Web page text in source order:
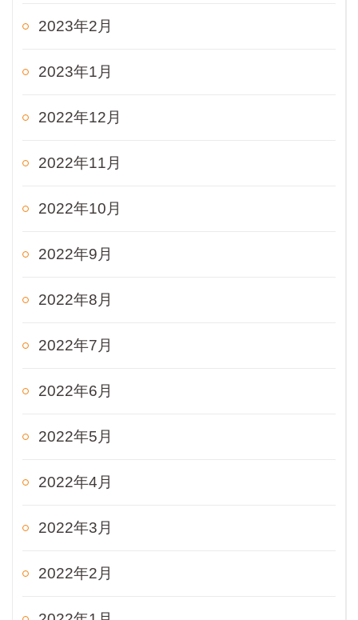
2023年2月
2023年1月
2022年12月
2022年11月
2022年10月
2022年9月
2022年8月
2022年7月
2022年6月
2022年5月
2022年4月
2022年3月
2022年2月